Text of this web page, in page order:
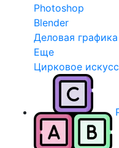
Photoshop
Blender
Деловая графика
Еще
Цирковое